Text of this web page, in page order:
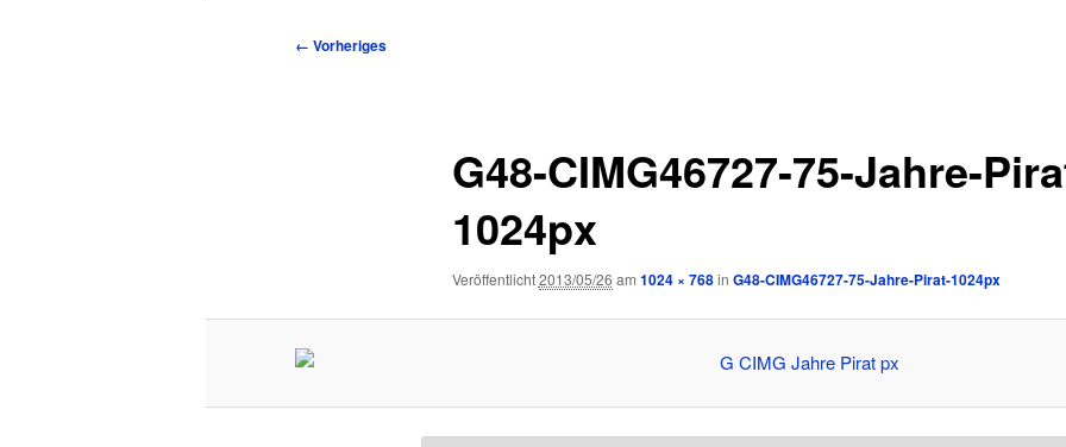
Inhalt
Bilder-
← Vorheriges
G48-CIMG46727-75-Jahre-
1024px
Veröffentlicht2013/05/26 am 1024 × 768in G48-CIMG46727-75-Jahre-Pirat-1024px